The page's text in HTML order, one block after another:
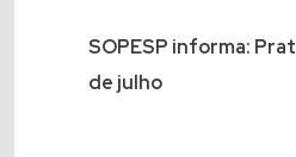
SOPESP informa:
de julho